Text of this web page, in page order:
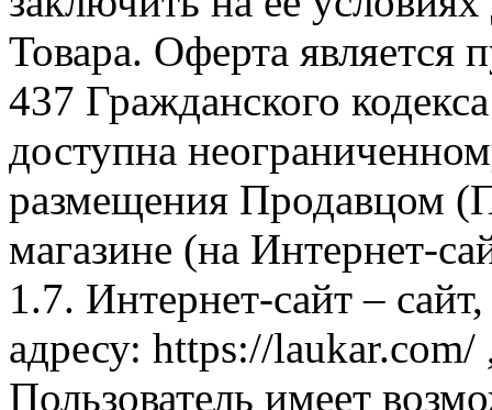
Товара. Оферта является
437 Гражданского
доступна
размещения Продавцом
магазине (на Интернет-
1.7. Интернет-сайт –
адресу: https://laukar.com/
Пользователь имеет